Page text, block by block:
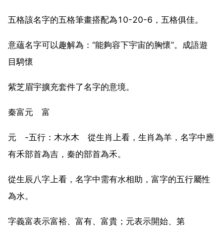
五格該名字的五格筆畫搭配為10-20-6，五格俱佳。
意蘊名字可以趣解為：“能夠容下宇宙的胸懷”。成語遊
目騁懷
紫芝眉宇擴充套件了名字的意境。
秦富元 富
元 -五行：木水木 從生肖上看，生肖為羊，名字中應
有禾部首為吉，秦的部首為禾。
從生辰八字上看，名字中需有水相助，富字的五行屬性
為水。
字義富表示富裕、富有、富貴；元表示開始、第